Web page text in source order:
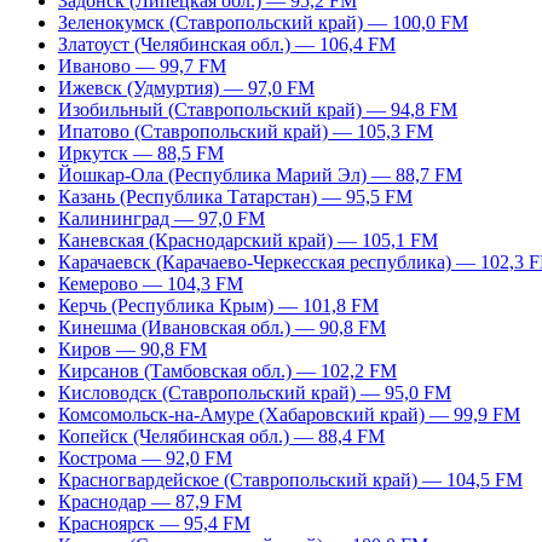
Зеленокумск (Ставропольский край) — 100,0 FM
Златоуст (Челябинская обл.) — 106,4 FM
Иваново — 99,7 FM
Ижевск (Удмуртия) — 97,0 FM
Изобильный (Ставропольский край) — 94,8 FM
Ипатово (Ставропольский край) — 105,3 FM
Иркутск — 88,5 FM
Йошкар-Ола (Республика Марий Эл) — 88,7 FM
Казань (Республика Татарстан) — 95,5 FM
Калининград — 97,0 FM
Каневская (Краснодарский край) — 105,1 FM
Карачаевск (Карачаево-Черкесская республика) — 102,3
Кемерово — 104,3 FM
Керчь (Республика Крым) — 101,8 FM
Кинешма (Ивановская обл.) — 90,8 FM
Киров — 90,8 FM
Кирсанов (Тамбовская обл.) — 102,2 FM
Кисловодск (Ставропольский край) — 95,0 FM
Комсомольск-на-Амуре (Хабаровский край) — 99,9 FM
Копейск (Челябинская обл.) — 88,4 FM
Кострома — 92,0 FM
Красногвардейское (Ставропольский край) — 104,5 FM
Краснодар — 87,9 FM
Красноярск — 95,4 FM